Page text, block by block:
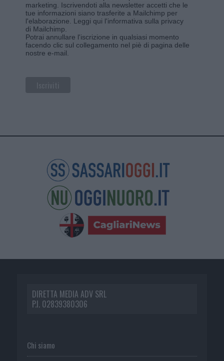
marketing. Iscrivendoti alla newsletter accetti che le
tue informazioni siano trasferite a Mailchimp per
l'elaborazione. Leggi qui l'informativa sulla privacy
di Mailchimp
Potrai annullare l'iscrizione in qualsiasi momento
facendo clic sul collegamento nel piè di pagina delle
nostre e-mail.
DIRETTA MEDIA ADV SRL
P.I. 02839380306
Chi siamo